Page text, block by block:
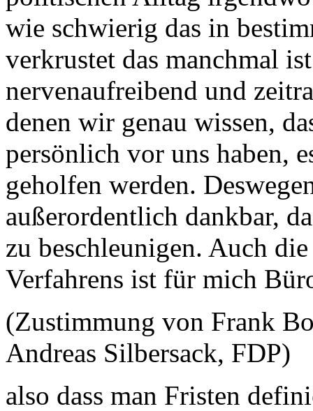
wie schwierig das in
verkrustet das manchmal
nervenaufreibend und
denen wir genau wissen,
persönlich vor uns haben,
geholfen werden.
außerordentlich dankbar,
zu beschleunigen. Auch
Verfahrens ist für mich
(Zustimmung von Frank
Andreas Silbersack, FDP)
also dass man Fristen